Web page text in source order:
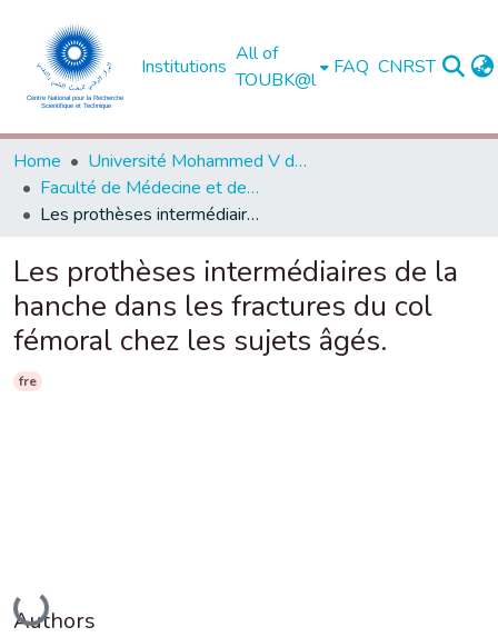
Institutions
All of
TOUBK@l
FAQ CNRST
Home
Université Mohammed V de Rabat
Faculté de Médecine et de Pharmacie - Rabat
Les prothèses intermédiaires de la hanche dans les fractures du col fémoral chez les sujets âgés.
Les prothèses intermédiaires de la
hanche dans les fractures du col
fémoral chez les sujets âgés.
fre
Loading...
Authors